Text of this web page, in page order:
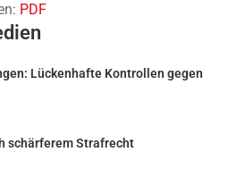
PDF
Lückenhafte Kontrollen gegen
schärferem Strafrecht